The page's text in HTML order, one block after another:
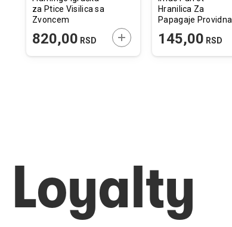
U KORPU
za Ptice Visilica sa
Zvoncem
820,00 RSD DODAJTE U KORPU
Hranilica Za
Papagaje Providna
145,00 RSD
Loyalty